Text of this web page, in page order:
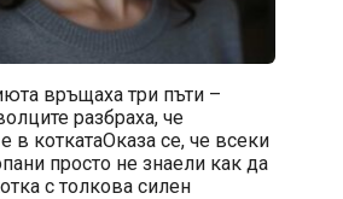
връщаха три пъти –
разбраха, че
в коткатаОказа се, че всеки
просто не знаели как да
с толкова силен